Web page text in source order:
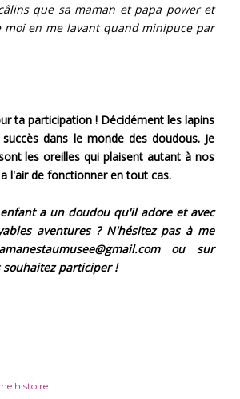
que sa maman et papa power et
moi en me lavant quand minipuce par
ta participation ! Décidément les lapins
dans le monde des doudous. Je
les oreilles qui plaisent autant à nos
l'air de fonctionner en tout cas.
a un doudou qu'il adore et avec
aventures ? N'hésitez pas à me
ou sur
souhaitez participer !
histoire